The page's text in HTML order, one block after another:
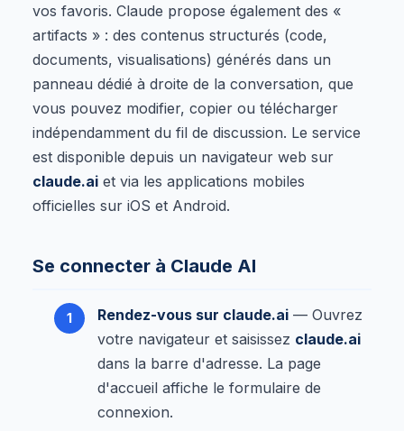
vos favoris. Claude propose également des «
artifacts » : des contenus structurés (code,
documents, visualisations) générés dans un
panneau dédié à droite de la conversation, que
vous pouvez modifier, copier ou télécharger
indépendamment du fil de discussion. Le service
est disponible depuis un navigateur web sur
claude.ai et via les applications mobiles
officielles sur iOS et Android.
Se connecter à Claude AI
Rendez-vous sur claude.ai — Ouvrez
votre navigateur et saisissez claude.ai
dans la barre d'adresse. La page
d'accueil affiche le formulaire de
connexion.